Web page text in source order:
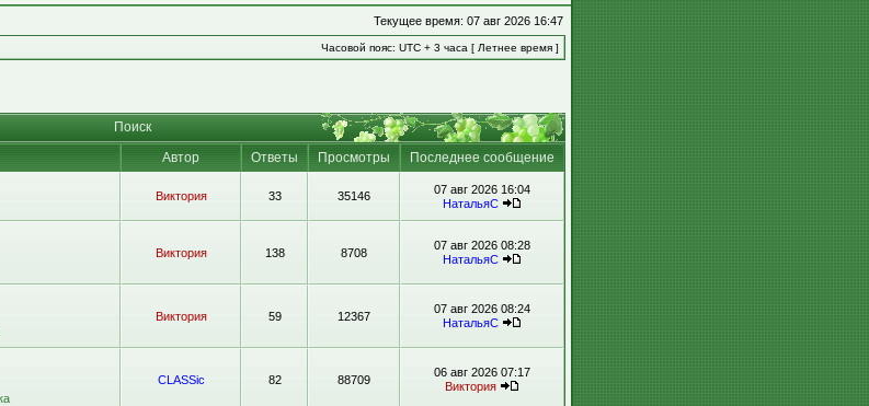
Текущее время: 07 авг 2026 16:47
Часовой пояс: UTC + 3 часа [ Летнее время ]
Поиск
Автор Ответы Просмотры Последнее сообщение
Виктория 33 35146
07 авг 2026 16:04
НатальяС
Виктория 138 8708
07 авг 2026 08:28
НатальяС
Виктория 59 12367
07 авг 2026 08:24
НатальяС
CLASSic 82 88709
06 авг 2026 07:17
Виктория